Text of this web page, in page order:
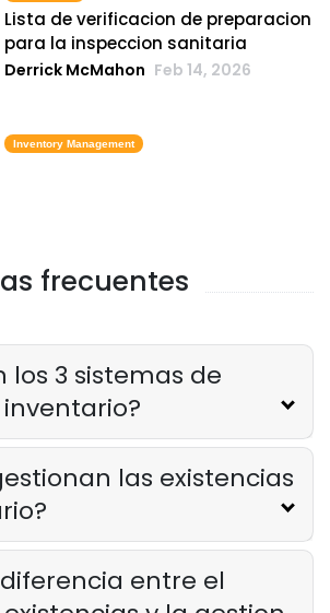
Lista de verificacion de preparacion
para la inspeccion sanitaria
Derrick McMahon Feb 14, 2026
Inventory Management
capacitacion del personal del
restaurante
Derrick McMahon
Food Safety
Lista de verificacion de seguridad
alimentaria para restaurantes
Derrick McMahon
frecuentes
los 3 sistemas de
las existencias
entre el